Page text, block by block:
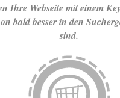
Ihre Webseite mit einem
bald besser in den
sind.